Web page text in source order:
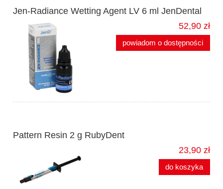
Jen-Radiance Wetting Agent LV 6 ml JenDental
52,90 zł
powiadom o dostępności
Pattern Resin 2 g RubyDent
23,90 zł
do koszyka